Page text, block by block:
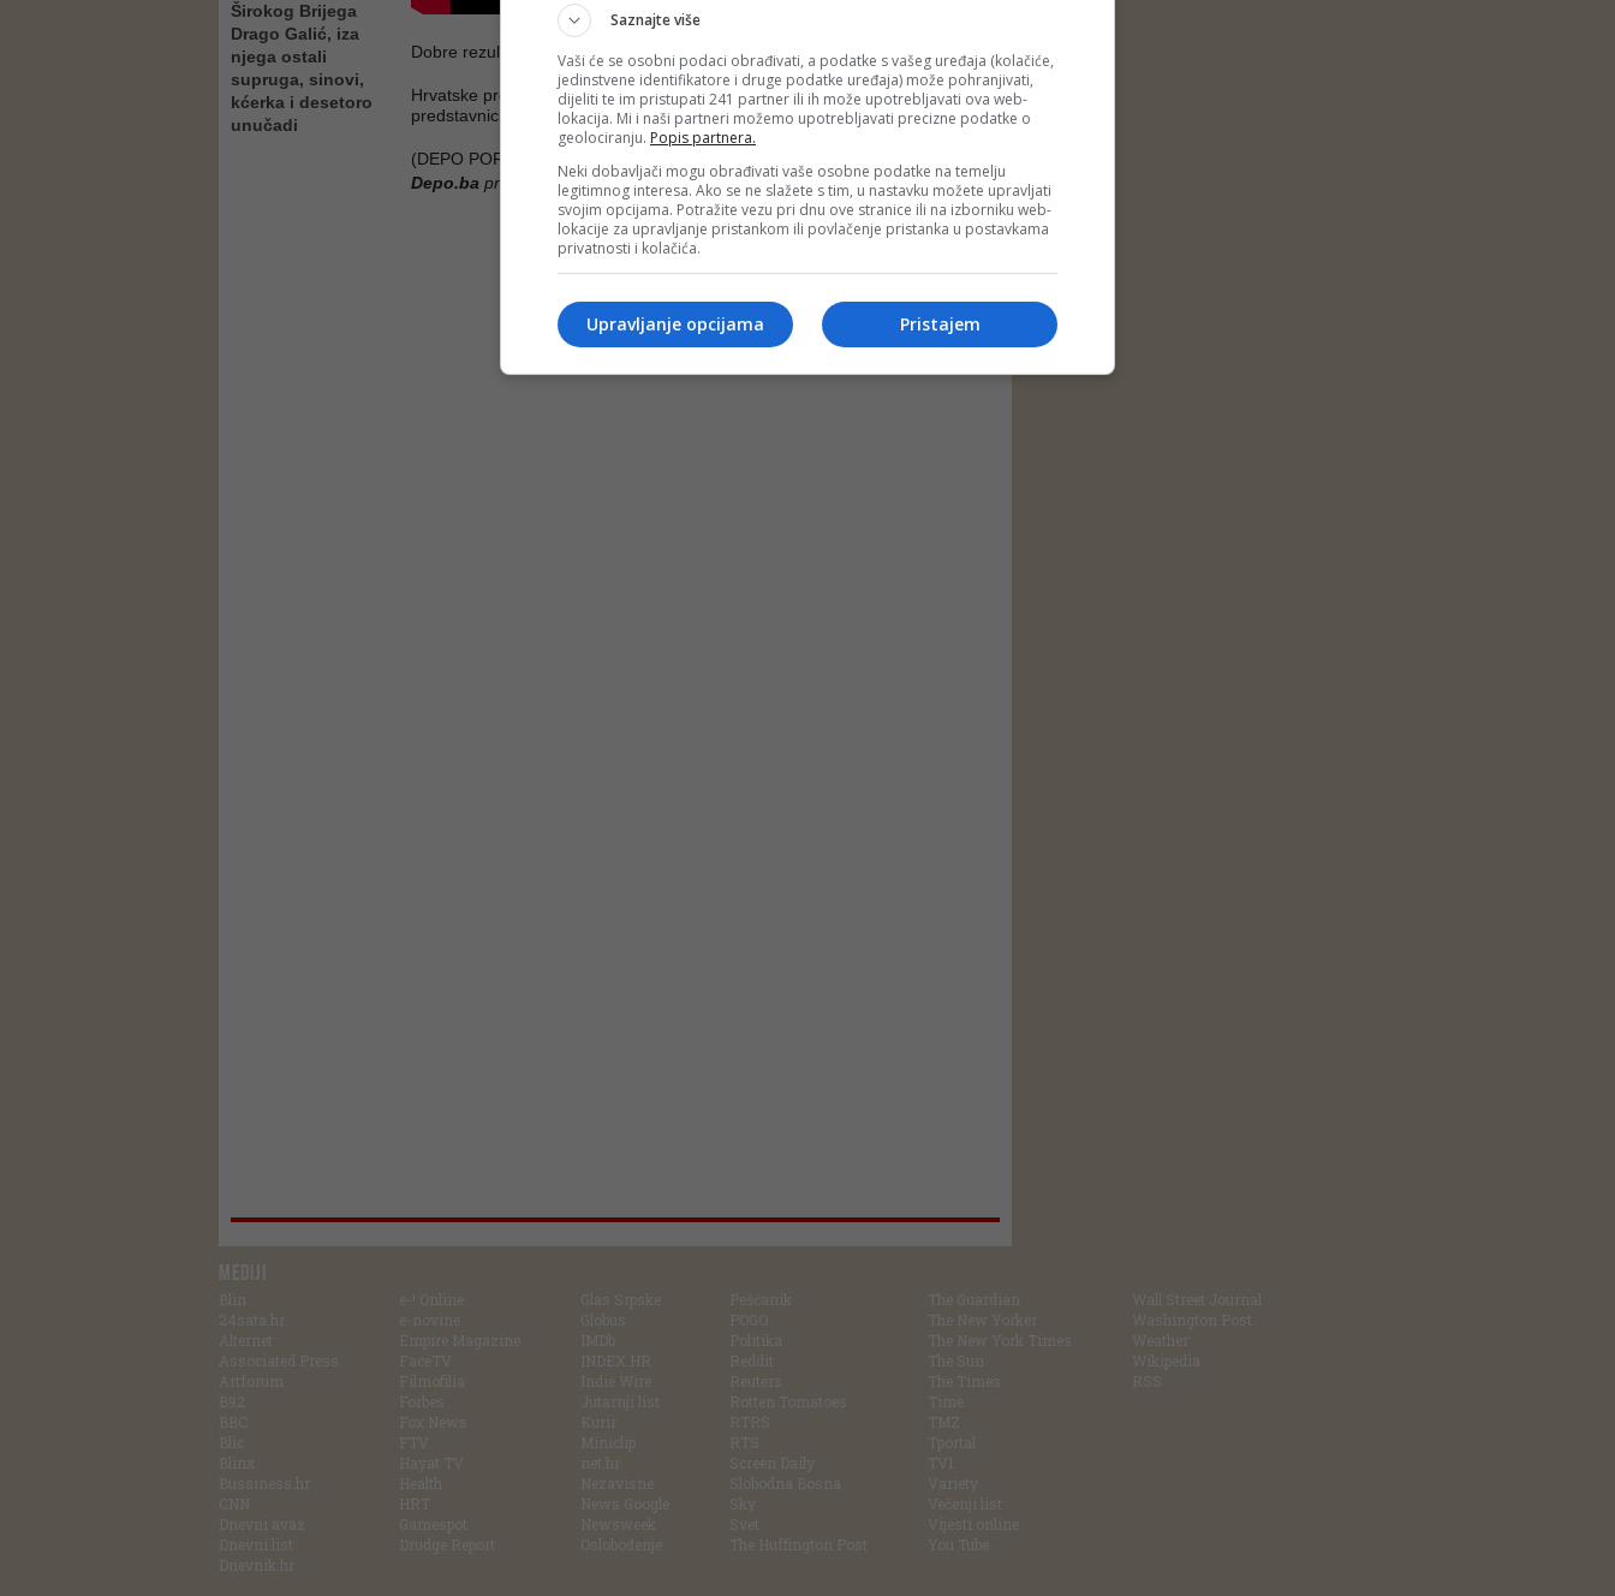
Širokog Brijega
Drago Galić, iza
njega ostali
supruga, sinovi,
kćerka i desetoro
unučadi
Dobre rezultate ostvarili su i predstavnici Italije, Finske, Danske i Moldavije.
Hrvatske predstavnice, grupa LELEK, završile su na 15. mjestu, a
predstavnici Srbije, grupa Lavina, na 17. mjestu.
(DEPO PORTAL/ad)
Depo.ba pratite putem društvenih mrežaTwitter iFacebook
MEDIJI
Blin
24sata.hr
Alternet
Associated Press
Artforum
B92
BBC
Blic
Blinx
Bussiness.hr
CNN
Dnevni avaz
Dnevni list
Dnevnik.hr
e-! Online
e-novine
Empire Magazine
FaceTV
Filmofilia
Forbes
Fox News
FTV
Hayat TV
Health
HRT
Gamespot
Drudge Report
Glas Srpske
Globus
IMDb
INDEX.HR
Indie Wire
Jutarnji list
Kurir
Miniclip
net.hr
Nezavisne
News Google
Newsweek
Oslobođenje
Pešćanik
POGO
Politika
Reddit
Reuters
Rotten Tomatoes
RTRS
RTS
Screen Daily
Slobodna Bosna
Sky
Svet
The Huffington Post
The Guardian
The New Yorker
The New York Times
The Sun
The Times
Time
TMZ
Tportal
TV1
Variety
Večenji list
Vijesti online
You Tube
Wall Street Journal
Washington Post
Weather
Wikipedia
RSS
Saznajte više
Vaši će se osobni podaci obrađivati, a podatke s vašeg uređaja (kolačiće,
jedinstvene identifikatore i druge podatke uređaja) može pohranjivati,
dijeliti te im pristupati 241 partner ili ih može upotrebljavati ova web-
lokacija. Mi i naši partneri možemo upotrebljavati precizne podatke o
geolociranju. Popis partnera.
Neki dobavljači mogu obrađivati vaše osobne podatke na temelju
legitimnog interesa. Ako se ne slažete s tim, u nastavku možete upravljati
svojim opcijama. Potražite vezu pri dnu ove stranice ili na izborniku web-
lokacije za upravljanje pristankom ili povlačenje pristanka u postavkama
privatnosti i kolačića.
Pristajem
Upravljanje opcijama